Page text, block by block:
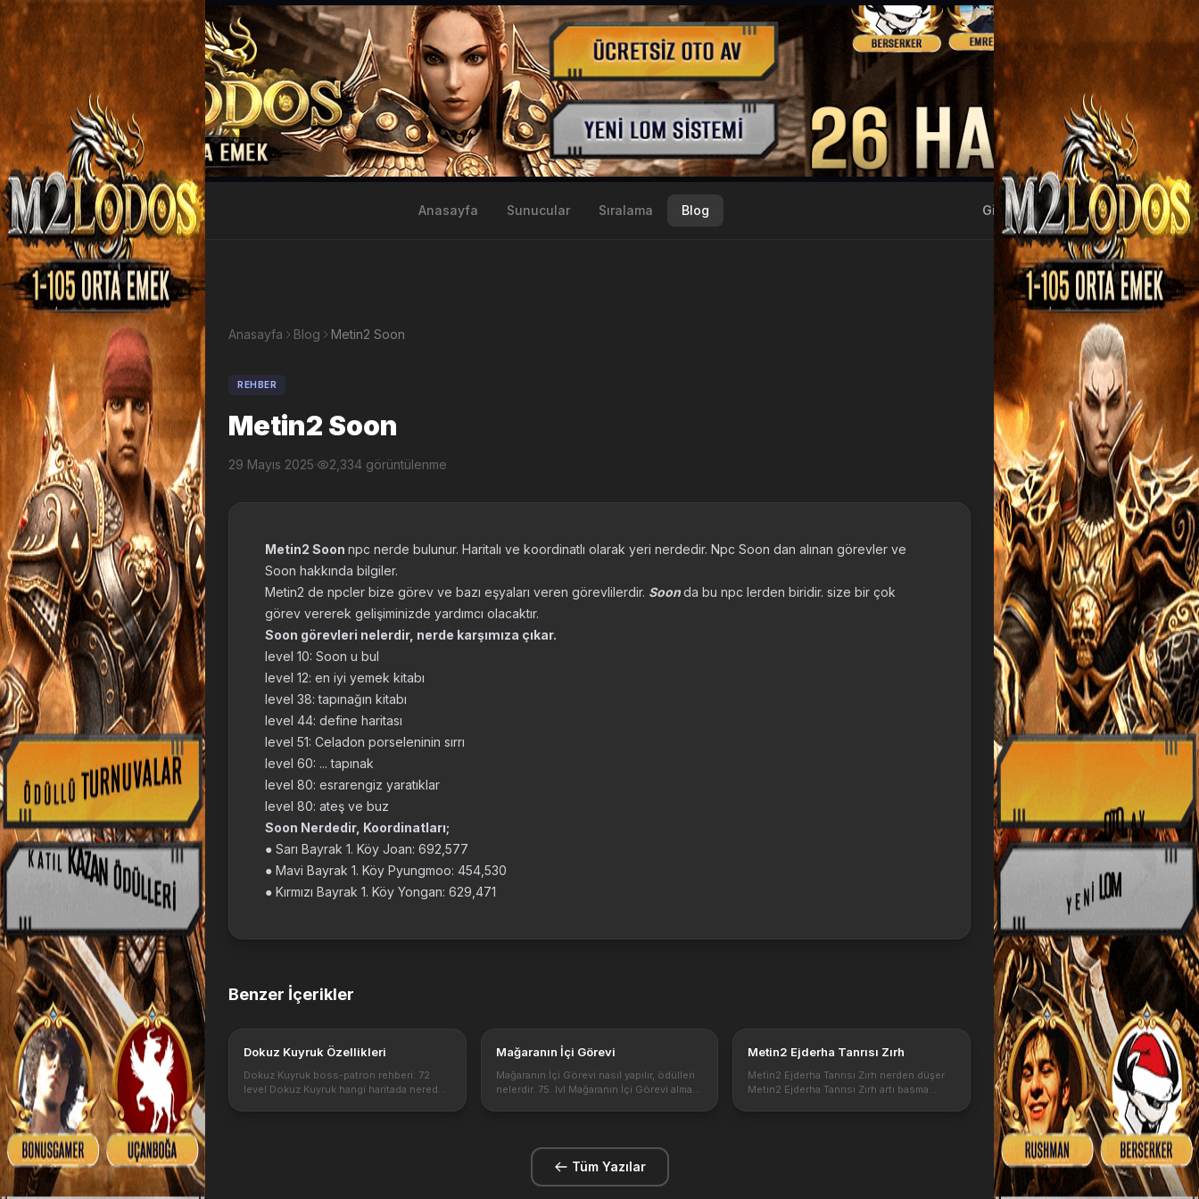
EP Kazan Anasayfa Sunucular Sıralama Blog Giriş Yap Kayıt Ol
Anasayfa Blog Metin2 Soon
REHBER
Metin2 Soon
29 Mayıs 2025· 2,334 görüntülenme
Metin2 Soon npc nerde bulunur. Haritalı ve koordinatlı olarak yeri nerdedir. Npc Soon dan alınan görevler ve
Soon hakkında bilgiler.
Metin2 de npcler bize görev ve bazı eşyaları veren görevlilerdir. Soonda bu npc lerden biridir. size bir çok
görev vererek gelişiminizde yardımcı olacaktır.
Soon görevleri nelerdir, nerde karşımıza çıkar.
level 10: Soon u bul
level 12: en iyi yemek kitabı
level 38: tapınağın kitabı
level 44: define haritası
level 51: Celadon porseleninin sırrı
level 60: ... tapınak
level 80: esrarengiz yaratıklar
level 80: ateş ve buz
Soon Nerdedir, Koordinatları;
● Sarı Bayrak 1. Köy Joan: 692,577
● Mavi Bayrak 1. Köy Pyungmoo: 454,530
● Kırmızı Bayrak 1. Köy Yongan: 629,471
Benzer İçerikler
Dokuz Kuyruk Özellikleri
Dokuz Kuyruk boss-patron rehberi: 72
level Dokuz Kuyruk hangi haritada nerede
Mağaranın İçi Görevi
Mağaranın İçi Görevi nasıl yapılır, ödülleri
nelerdir. 75. lvl Mağaranın İçi Görevi almak
Metin2 Ejderha Tanrısı Zırh
Metin2 Ejderha Tanrısı Zırh nerden düşer
Metin2 Ejderha Tanrısı Zırh artı basma
Tüm Yazılar